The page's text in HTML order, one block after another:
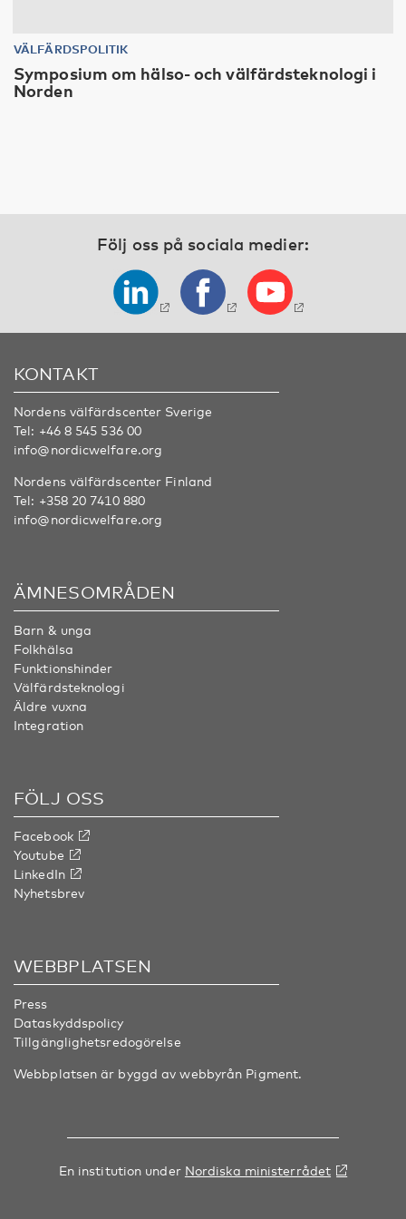
VÄLFÄRDSPOLITIK
Symposium om hälso- och välfärdsteknologi i
Norden
Följ oss på sociala medier:
KONTAKT
Nordens välfärdscenter Sverige
Tel: +46 8 545 536 00
info@nordicwelfare.org
Nordens välfärdscenter Finland
Tel: +358 20 7410 880
info@nordicwelfare.org
ÄMNESOMRÅDEN
Barn & unga
Folkhälsa
Funktionshinder
Välfärdsteknologi
Äldre vuxna
Integration
FÖLJ OSS
Facebook
Youtube
LinkedIn
Nyhetsbrev
WEBBPLATSEN
Press
Dataskyddspolicy
Tillgänglighetsredogörelse
Webbplatsen är byggd av webbyrån Pigment.
En institution under Nordiska ministerrådet